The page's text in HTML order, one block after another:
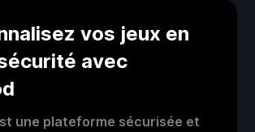
vos jeux en
avec
une plateforme sécurisée et